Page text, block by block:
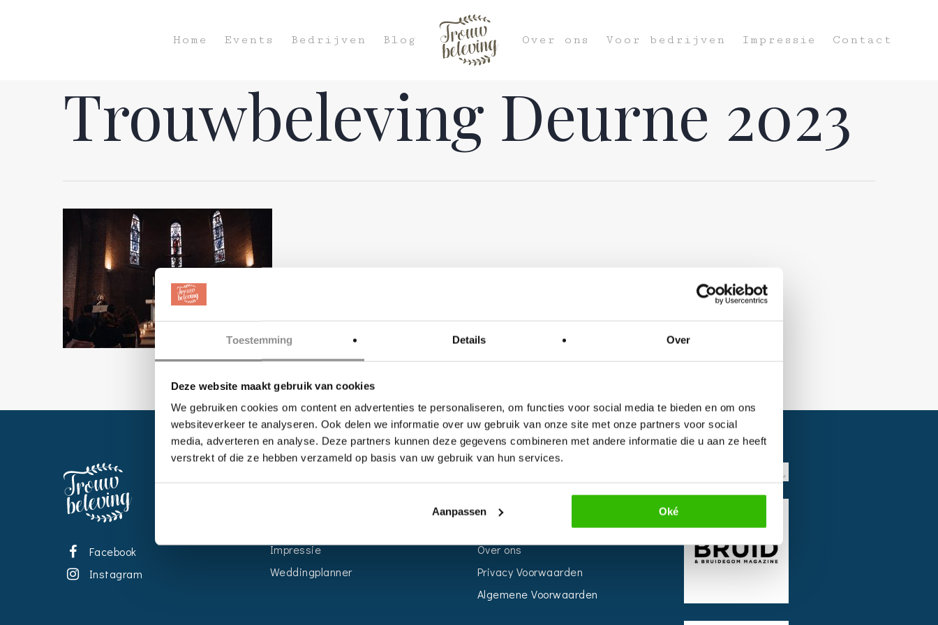
Toestemming Details Over
Deze website maakt gebruik van cookies
We gebruiken cookies om content en advertenties te personaliseren, om functies voor social media te bieden en om ons
websiteverkeer te analyseren. Ook delen we informatie over uw gebruik van onze site met onze partners voor social
media, adverteren en analyse. Deze partners kunnen deze gegevens combineren met andere informatie die u aan ze heeft
verstrekt of die ze hebben verzameld op basis van uw gebruik van hun services.
Aanpassen Oké
Home Events Bedrijven Blog Over ons Voor bedrijven Impressie Contact
Trouwbeleving Deurne 2023
Facebook
Instagram
Impressie
Weddingplanner
Voor Bedrijven
Over ons
Privacy Voorwaarden
Algemene Voorwaarden